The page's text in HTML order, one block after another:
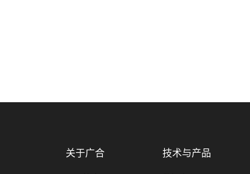
关于广合 技术与产品